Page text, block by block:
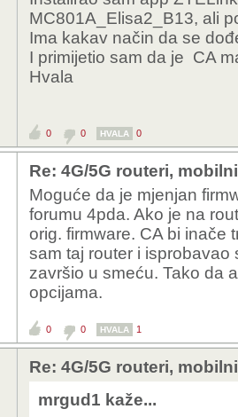
MC801A_Elisa2_B13, ali
Ima kakav način da se
I primijetio sam da je CA
Hvala
0 0 HVALA 0
Re: 4G/5G routeri,
Moguće da je mjenjan
forumu 4pda. Ako je na
orig. firmware. CA bi inače
sam taj router i isprobavao
završio u smeću. Tako da
opcijama.
0 0 HVALA 1
Re: 4G/5G routeri,
mrgud1 kaže...